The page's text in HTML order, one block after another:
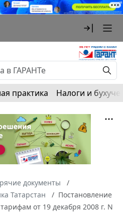
практика Налоги и
документы
Татарстан
Постановление
от 19 декабря 2008 г. N